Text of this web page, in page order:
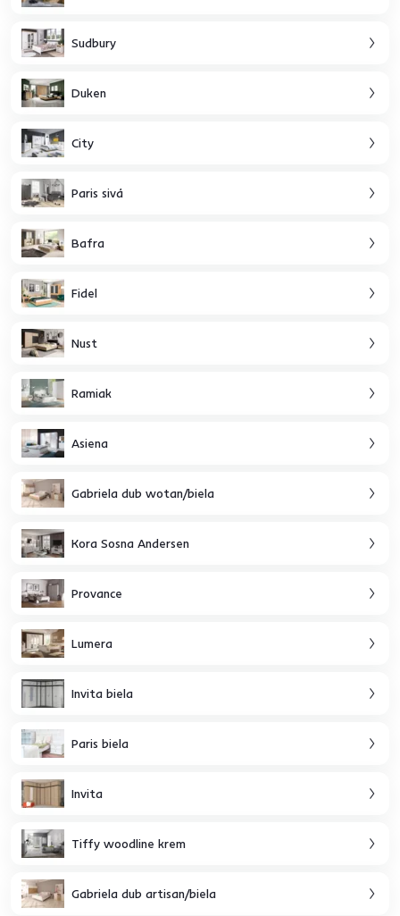
Sudbury
Duken
City
Paris sivá
Bafra
Fidel
Nust
Ramiak
Asiena
Gabriela dub wotan/biela
Kora Sosna Andersen
Provance
Lumera
Invita biela
Paris biela
Invita
Tiffy woodline krem
Gabriela dub artisan/biela